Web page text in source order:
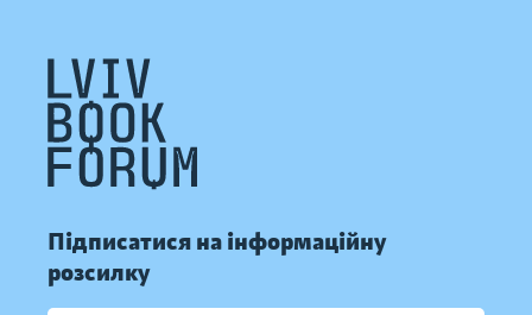
Підписатися на інформаційну
розсилку